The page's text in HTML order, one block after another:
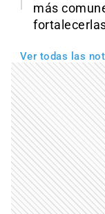
más
Ver todas las